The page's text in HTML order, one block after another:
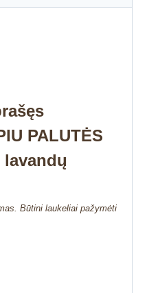
PALUTĖS
lavandų
Būtini laukeliai pažymėti